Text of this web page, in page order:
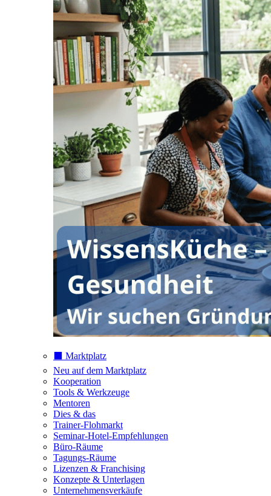
⬛️ Marktplatz
Neu auf dem Marktplatz
Kooperation
Tools & Werkzeuge
Mentoren
Dies & das
Trainer-Flohmarkt
Seminar-Hotel-Empfehlungen
Büro-Räume
Tagungs-Räume
Lizenzen & Franchising
Konzepte & Unterlagen
Unternehmensverkäufe